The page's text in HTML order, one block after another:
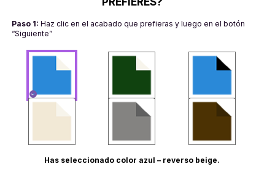
Paso 1: Haz clic en el acabado que prefieras y luego en el botón
“Siguiente”
Has seleccionado color azul – reverso beige.